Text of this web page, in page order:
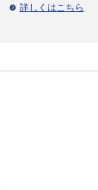
詳しくはこちら